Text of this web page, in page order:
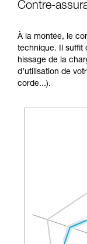
avec un
Nous
liées à
que
Contre-
À la montée, le
technique. Il suffit
hissage de la
d’utilisation de
corde...).